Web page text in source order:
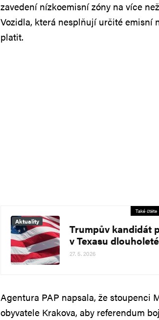
zavedení nízkoemisní zóny na více
Vozidla, která nesplňují určité emisní
platit.
Také čtěte
Aktuality
Trumpův kandidát
v Texasu
27. 5. 2026
Agentura PAP napsala, že stoupenci
obyvatele Krakova, aby referendum